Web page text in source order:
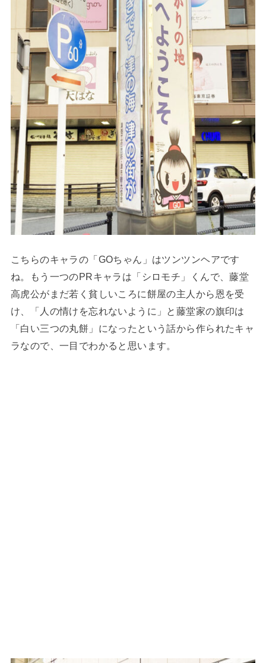
こちらのキャラの「GOちゃん」はツンツンヘアです
ね。もう一つのPRキャラは「シロモチ」くんで、藤堂
高虎公がまだ若く貧しいころに餅屋の主人から恩を受
け、「人の情けを忘れないように」と藤堂家の旗印は
「白い三つの丸餅」になったという話から作られたキャ
ラなので、一目でわかると思います。